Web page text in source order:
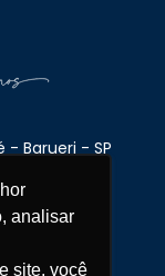
analisar
site, você
Barueri - SP